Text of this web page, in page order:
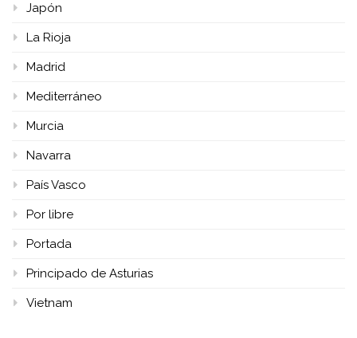
Japón
La Rioja
Madrid
Mediterráneo
Murcia
Navarra
País Vasco
Por libre
Portada
Principado de Asturias
Vietnam